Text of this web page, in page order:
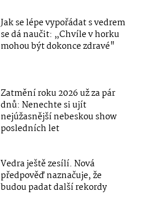
Jak se lépe vypořádat s vedrem
se dá naučit: „Chvíle v horku
mohou být dokonce zdravé"
Zatmění roku 2026 už za pár
dnů: Nenechte si ujít
nejúžasnější nebeskou show
posledních let
Vedra ještě zesílí. Nová
předpověď naznačuje, že
budou padat další rekordy